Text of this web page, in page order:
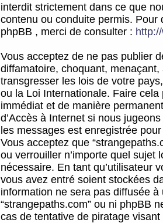
interdit strictement dans ce que
contenu ou conduite permis.
phpBB , merci de consulter :
Vous acceptez de ne pas publier
diffamatoire, choquant,
transgresser les lois de votre
ou la Loi Internationale. Faire
immédiat et de manière
d’Accès à Internet si nous
les messages est enregistrée
Vous acceptez que
ou verrouiller n’importe quel sujet
nécessaire. En tant qu’utilisateur
vous avez entré soient stockées
information ne sera pas diffusée
“strangepaths.com” ou ni phpBB
cas de tentative de piratage